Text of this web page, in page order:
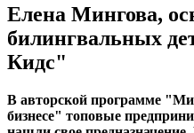
Елена Мингова,
билингвальных
Кидс"
В авторской программе
бизнесе" топовые